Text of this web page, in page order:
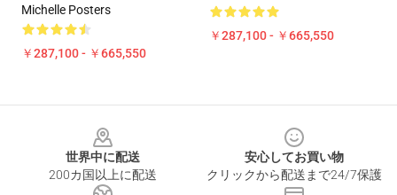
Michelle Posters
￥287,100 - ￥665,550
￥287,100 - ￥665,550
世界中に配送
200カ国以上に配送
安心してお買い物
クリックから配送まで24/7保護